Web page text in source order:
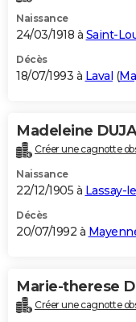
Naissance
24/03/1918 à Saint-
Décès
18/07/1993 à Laval (
Madeleine
Créer une cagnotte
Naissance
22/12/1905 à Lassay-
Décès
20/07/1992 à
Marie-therese
Créer une cagnotte